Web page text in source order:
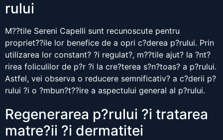
rului
M??tile Sereni Capelli sunt recunoscute pentru
propriet??ile lor benefice de a opri c?derea p?rului. Prin
utilizarea lor constant? ?i regulat?, m??tile ajut? la ?nt?
rirea foliculilor de p?r ?i la cre?terea s?n?toas? a p?rului.
Astfel, vei observa o reducere semnificativ? a c?derii p?
rului ?i o ?mbun?t??ire a aspectului general al p?rului.
Regenerarea p?rului ?i tratarea
matre?ii ?i dermatitei